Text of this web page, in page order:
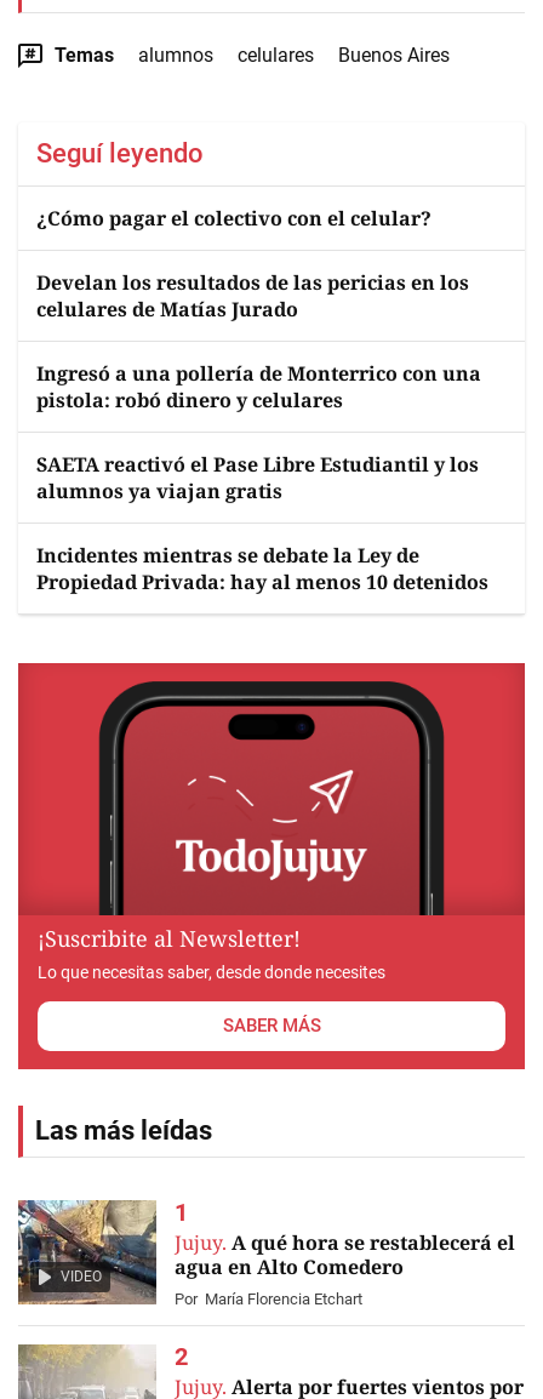
Temas alumnos celulares Buenos Aires
Seguí leyendo
¿Cómo pagar el colectivo con el celular?
Develan los resultados de las pericias en los
celulares de Matías Jurado
Ingresó a una pollería de Monterrico con una
pistola: robó dinero y celulares
SAETA reactivó el Pase Libre Estudiantil y los
alumnos ya viajan gratis
Incidentes mientras se debate la Ley de
Propiedad Privada: hay al menos 10 detenidos
¡Suscribite al Newsletter!
Lo que necesitas saber, desde donde necesites
SABER MÁS
Las más leídas
VIDEO
Jujuy. A qué hora se restablecerá el
agua en Alto Comedero
Por María Florencia Etchart
Jujuy. Alerta por fuertes vientos por